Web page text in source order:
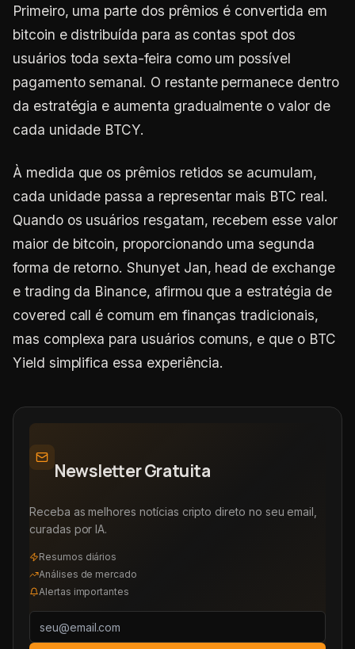
Primeiro, uma parte dos prêmios é convertida em
bitcoin e distribuída para as contas spot dos
usuários toda sexta-feira como um possível
pagamento semanal. O restante permanece dentro
da estratégia e aumenta gradualmente o valor de
cada unidade BTCY.
À medida que os prêmios retidos se acumulam,
cada unidade passa a representar mais BTC real.
Quando os usuários resgatam, recebem esse valor
maior de bitcoin, proporcionando uma segunda
forma de retorno. Shunyet Jan, head de exchange
e trading da Binance, afirmou que a estratégia de
covered call é comum em finanças tradicionais,
mas complexa para usuários comuns, e que o BTC
Yield simplifica essa experiência.
Newsletter Gratuita
Receba as melhores notícias cripto direto no seu email,
curadas por IA.
Resumos diários
Análises de mercado
Alertas importantes